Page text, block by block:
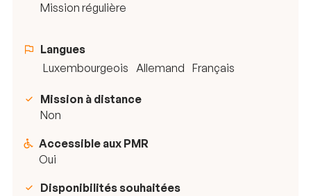
Mission régulière
Langues
Luxembourgeois Allemand Français
Mission à distance
Non
Accessible aux PMR
Oui
Disponibilités souhaitées